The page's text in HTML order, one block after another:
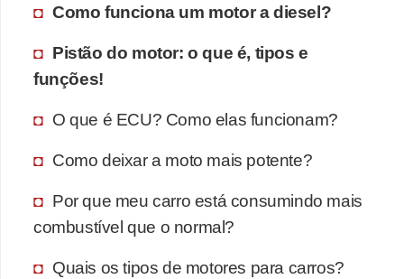
Como funciona um motor a diesel?
Pistão do motor: o que é, tipos e
funções!
O que é ECU? Como elas funcionam?
Como deixar a moto mais potente?
Por que meu carro está consumindo mais
combustível que o normal?
Quais os tipos de motores para carros?